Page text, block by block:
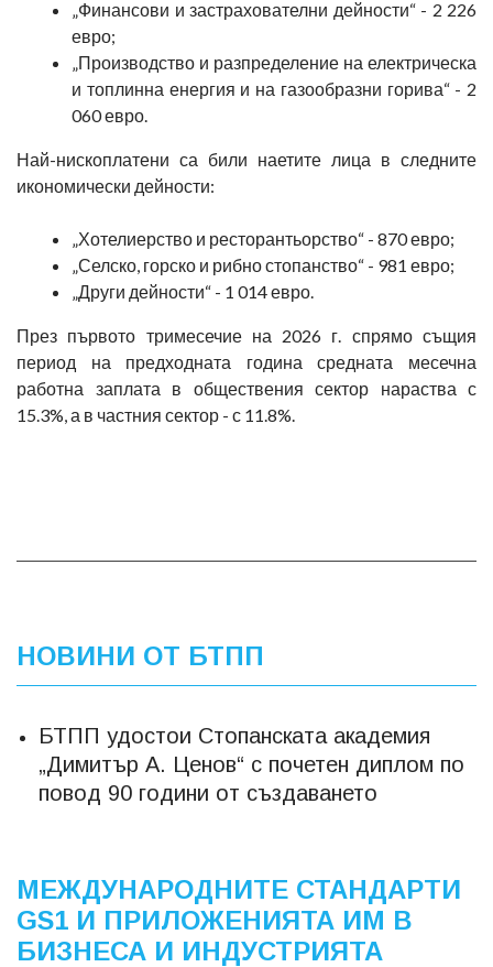
„Финансови и застрахователни дейности“ - 2 226
евро;
„Производство и разпределение на електрическа
и топлинна енергия и на газообразни горива“ - 2
060 евро.
Най-нископлатени са били наетите лица в следните
икономически дейности:
„Хотелиерство и ресторантьорство“ - 870 евро;
„Селско, горско и рибно стопанство“ - 981 евро;
„Други дейности“ - 1 014 евро.
През първото тримесечие на 2026 г. спрямо същия
период на предходната година средната месечна
работна заплата в обществения сектор нараства с
15.3%, а в частния сектор - с 11.8%.
НОВИНИ ОТ БТПП
БТПП удостои Стопанската академия
„Димитър А. Ценов“ с почетен диплом по
повод 90 години от създаването
МЕЖДУНАРОДНИТЕ СТАНДАРТИ
GS1 И ПРИЛОЖЕНИЯТА ИМ В
БИЗНЕСА И ИНДУСТРИЯТА